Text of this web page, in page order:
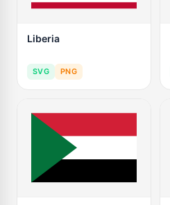
Liberia
SVG PNG